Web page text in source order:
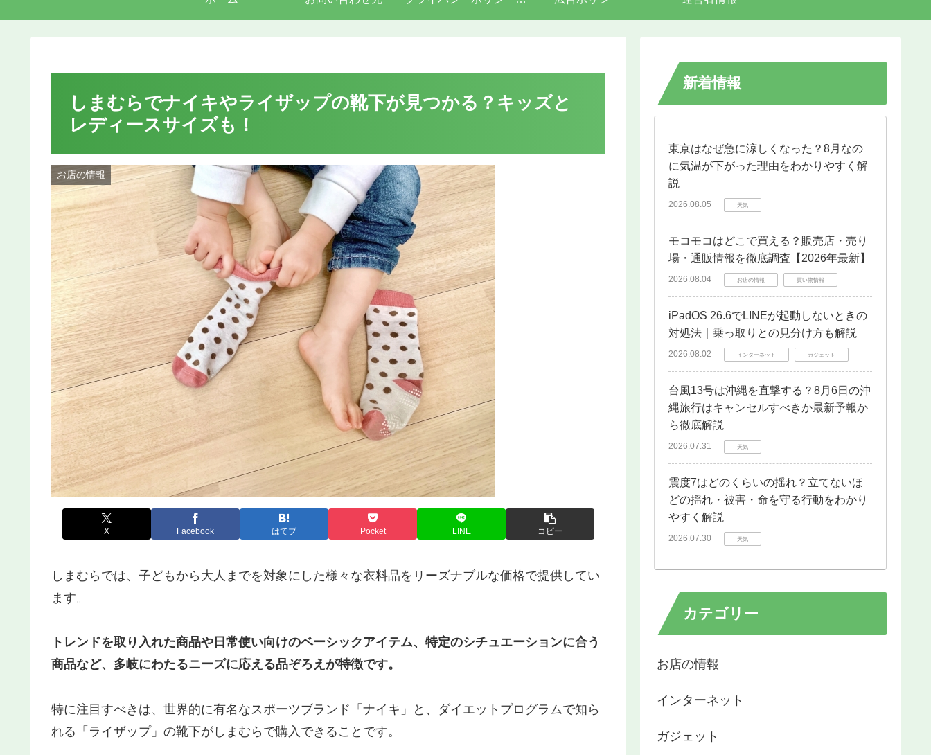
しまむらでナイキやライザップの靴下が見つかる？キッズと
レディースサイズも！
お店の情報
X Facebook はてブ Pocket LINE コピー
しまむらでは、子どもから大人までを対象にした様々な衣料品をリーズナブルな価格で提供してい
ます。
トレンドを取り入れた商品や日常使い向けのベーシックアイテム、特定のシチュエーションに合う
商品など、多岐にわたるニーズに応える品ぞろえが特徴です。
特に注目すべきは、世界的に有名なスポーツブランド「ナイキ」と、ダイエットプログラムで知ら
れる「ライザップ」の靴下がしまむらで購入できることです。
新着情報
東京はなぜ急に涼しくなった？8月なの
に気温が下がった理由をわかりやすく解
説
2026.08.05 天気
モコモコはどこで買える？販売店・売り
場・通販情報を徹底調査【2026年最新】
2026.08.04 お店の情報 買い物情報
iPadOS 26.6でLINEが起動しないときの
対処法｜乗っ取りとの見分け方も解説
2026.08.02 インターネット ガジェット
台風13号は沖縄を直撃する？8月6日の沖
縄旅行はキャンセルすべきか最新予報か
ら徹底解説
2026.07.31 天気
震度7はどのくらいの揺れ？立てないほ
どの揺れ・被害・命を守る行動をわかり
やすく解説
2026.07.30 天気
カテゴリー
お店の情報
インターネット
ガジェット